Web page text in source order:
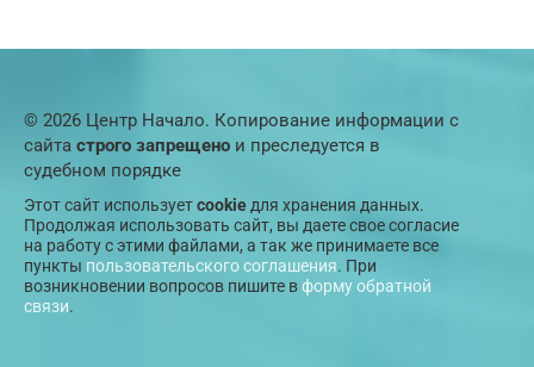
© 2026 Центр Начало. Копирование информации с
сайта строго запрещено и преследуется в
судебном порядке
Этот сайт используетcookie для хранения данных.
Продолжая использовать сайт, вы даете свое согласие
на работу с этими файлами, а так же принимаете все
пункты пользовательского соглашения. При
возникновении вопросов пишите вформу обратной
связи.